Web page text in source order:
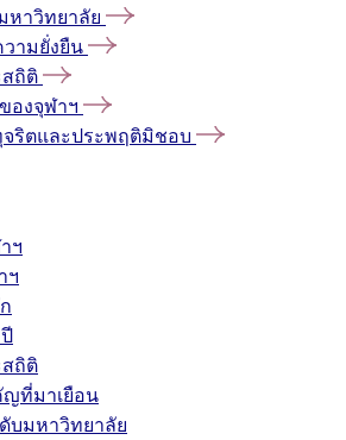
าวิทยาลัย
ามยั่งยืน
ถิติ
องจุฬาฯ
จริตและประพฤติมิชอบ
ฯ
ฯ
ถิติ
ที่มาเยือน
บมหาวิทยาลัย